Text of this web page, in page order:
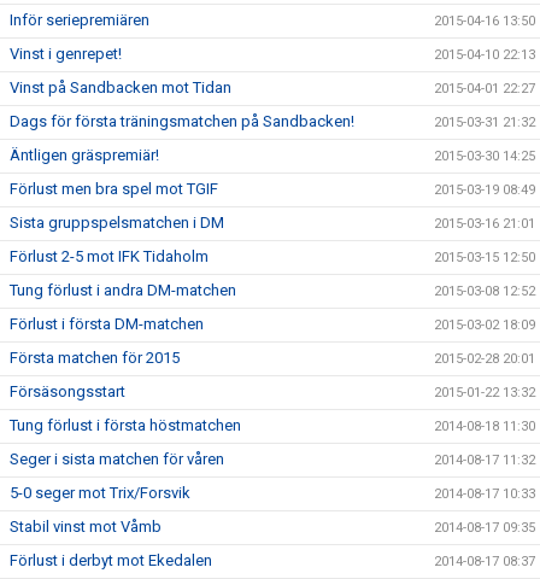
Inför seriepremiären 2015-04-16 13:50
Vinst i genrepet! 2015-04-10 22:13
Vinst på Sandbacken mot Tidan 2015-04-01 22:27
Dags för första träningsmatchen på Sandbacken! 2015-03-31 21:32
Äntligen gräspremiär! 2015-03-30 14:25
Förlust men bra spel mot TGIF 2015-03-19 08:49
Sista gruppspelsmatchen i DM 2015-03-16 21:01
Förlust 2-5 mot IFK Tidaholm 2015-03-15 12:50
Tung förlust i andra DM-matchen 2015-03-08 12:52
Förlust i första DM-matchen 2015-03-02 18:09
Första matchen för 2015 2015-02-28 20:01
Försäsongsstart 2015-01-22 13:32
Tung förlust i första höstmatchen 2014-08-18 11:30
Seger i sista matchen för våren 2014-08-17 11:32
5-0 seger mot Trix/Forsvik 2014-08-17 10:33
Stabil vinst mot Våmb 2014-08-17 09:35
Förlust i derbyt mot Ekedalen 2014-08-17 08:37